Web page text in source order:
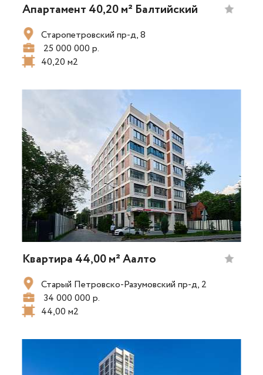
Апартамент 40,20 м² Балтийский
Старопетровский пр-д, 8
25 000 000 р.
40,20 м2
Квартира 44,00 м² Аалто
Старый Петровско-Разумовский пр-д, 2
34 000 000 р.
44,00 м2